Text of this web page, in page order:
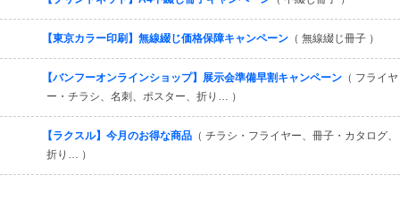
【東京カラー印刷】無線綴じ価格保障キャンペーン （ 無線綴じ冊子 ）
【バンフーオンラインショップ】展示会準備早割キャンペーン （ フライヤ
ー・チラシ、名刺、ポスター、折り… ）
【ラクスル】今月のお得な商品 （ チラシ・フライヤー、冊子・カタログ、
折り… ）